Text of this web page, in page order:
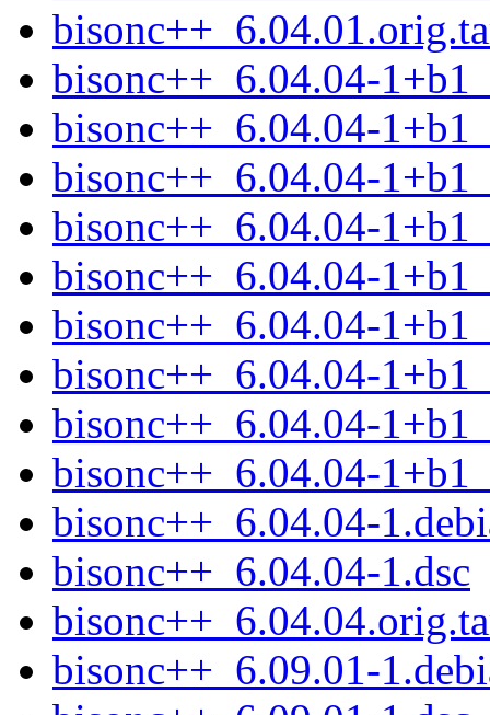
bisonc++_6.04.04-
bisonc++_6.04.04-
bisonc++_6.04.04-
bisonc++_6.04.04-
bisonc++_6.04.04-
bisonc++_6.04.04-
bisonc++_6.04.04-
bisonc++_6.04.04-
bisonc++_6.04.04-
bisonc++_6.04.04-
bisonc++_6.04.04-1.dsc
bisonc++_6.09.01-